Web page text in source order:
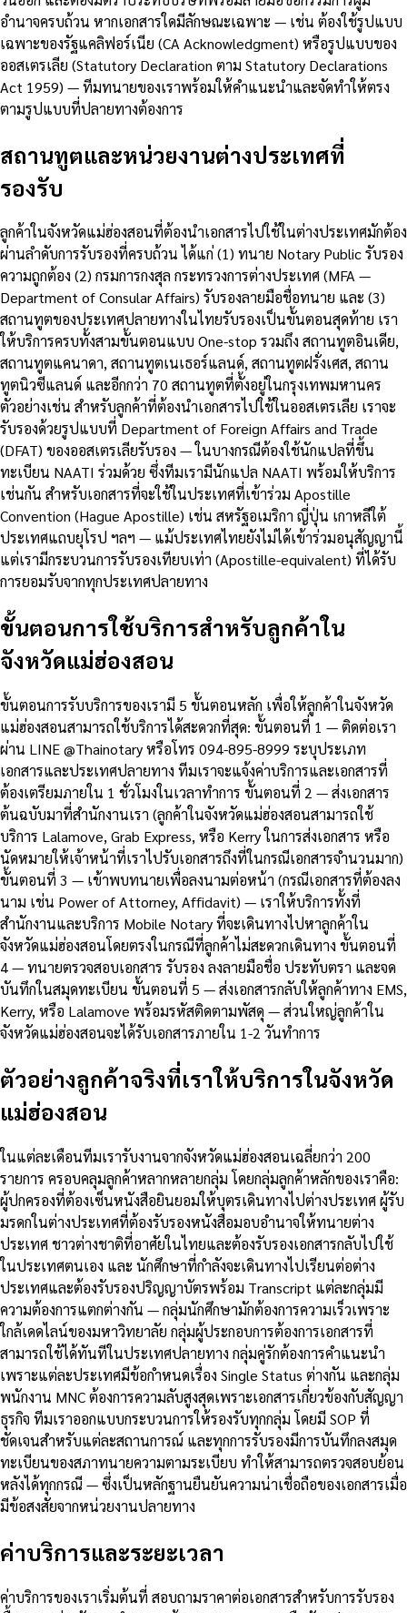
อำนาจครบถ้วน หากเอกสารใดมีลักษณะเฉพาะ — เช่น ต้องใช้รูปแบบ
เฉพาะของรัฐแคลิฟอร์เนีย (CA Acknowledgment) หรือรูปแบบของ
ออสเตรเลีย (Statutory Declaration ตาม Statutory Declarations
Act 1959) — ทีมทนายของเราพร้อมให้คำแนะนำและจัดทำให้ตรง
ตามรูปแบบที่ปลายทางต้องการ
สถานทูตและหน่วยงานต่างประเทศที่
รองรับ
ลูกค้าในจังหวัดแม่ฮ่องสอนที่ต้องนำเอกสารไปใช้ในต่างประเทศมักต้อง
ผ่านลำดับการรับรองที่ครบถ้วน ได้แก่ (1) ทนาย Notary Public รับรอง
ความถูกต้อง (2) กรมการกงสุล กระทรวงการต่างประเทศ (MFA —
Department of Consular Affairs) รับรองลายมือชื่อทนาย และ (3)
สถานทูตของประเทศปลายทางในไทยรับรองเป็นขั้นตอนสุดท้าย เรา
ให้บริการครบทั้งสามขั้นตอนแบบ One-stop รวมถึง สถานทูตอินเดีย,
สถานทูตแคนาดา, สถานทูตเนเธอร์แลนด์, สถานทูตฝรั่งเศส, สถาน
ทูตนิวซีแลนด์ และอีกกว่า 70 สถานทูตที่ตั้งอยู่ในกรุงเทพมหานคร
ตัวอย่างเช่น สำหรับลูกค้าที่ต้องนำเอกสารไปใช้ในออสเตรเลีย เราจะ
รับรองด้วยรูปแบบที่ Department of Foreign Affairs and Trade
(DFAT) ของออสเตรเลียรับรอง — ในบางกรณีต้องใช้นักแปลที่ขึ้น
ทะเบียน NAATI ร่วมด้วย ซึ่งทีมเรามีนักแปล NAATI พร้อมให้บริการ
เช่นกัน สำหรับเอกสารที่จะใช้ในประเทศที่เข้าร่วม Apostille
Convention (Hague Apostille) เช่น สหรัฐอเมริกา ญี่ปุ่น เกาหลีใต้
ประเทศแถบยุโรป ฯลฯ — แม้ประเทศไทยยังไม่ได้เข้าร่วมอนุสัญญานี้
แต่เรามีกระบวนการรับรองเทียบเท่า (Apostille-equivalent) ที่ได้รับ
การยอมรับจากทุกประเทศปลายทาง
ขั้นตอนการใช้บริการสำหรับลูกค้าใน
จังหวัดแม่ฮ่องสอน
ขั้นตอนการรับบริการของเรามี 5 ขั้นตอนหลัก เพื่อให้ลูกค้าในจังหวัด
แม่ฮ่องสอนสามารถใช้บริการได้สะดวกที่สุด: ขั้นตอนที่ 1 — ติดต่อเรา
ผ่าน LINE @Thainotary หรือโทร 094-895-8999 ระบุประเภท
เอกสารและประเทศปลายทาง ทีมเราจะแจ้งค่าบริการและเอกสารที่
ต้องเตรียมภายใน 1 ชั่วโมงในเวลาทำการ ขั้นตอนที่ 2 — ส่งเอกสาร
ต้นฉบับมาที่สำนักงานเรา (ลูกค้าในจังหวัดแม่ฮ่องสอนสามารถใช้
บริการ Lalamove, Grab Express, หรือ Kerry ในการส่งเอกสาร หรือ
นัดหมายให้เจ้าหน้าที่เราไปรับเอกสารถึงที่ในกรณีเอกสารจำนวนมาก)
ขั้นตอนที่ 3 — เข้าพบทนายเพื่อลงนามต่อหน้า (กรณีเอกสารที่ต้องลง
นาม เช่น Power of Attorney, Affidavit) — เราให้บริการทั้งที่
สำนักงานและบริการ Mobile Notary ที่จะเดินทางไปหาลูกค้าใน
จังหวัดแม่ฮ่องสอนโดยตรงในกรณีที่ลูกค้าไม่สะดวกเดินทาง ขั้นตอนที่
4 — ทนายตรวจสอบเอกสาร รับรอง ลงลายมือชื่อ ประทับตรา และจด
บันทึกในสมุดทะเบียน ขั้นตอนที่ 5 — ส่งเอกสารกลับให้ลูกค้าทาง EMS,
Kerry, หรือ Lalamove พร้อมรหัสติดตามพัสดุ — ส่วนใหญ่ลูกค้าใน
จังหวัดแม่ฮ่องสอนจะได้รับเอกสารภายใน 1-2 วันทำการ
ตัวอย่างลูกค้าจริงที่เราให้บริการในจังหวัด
แม่ฮ่องสอน
ในแต่ละเดือนทีมเรารับงานจากจังหวัดแม่ฮ่องสอนเฉลี่ยกว่า 200
รายการ ครอบคลุมลูกค้าหลากหลายกลุ่ม โดยกลุ่มลูกค้าหลักของเราคือ:
ผู้ปกครองที่ต้องเซ็นหนังสือยินยอมให้บุตรเดินทางไปต่างประเทศ ผู้รับ
มรดกในต่างประเทศที่ต้องรับรองหนังสือมอบอำนาจให้ทนายต่าง
ประเทศ ชาวต่างชาติที่อาศัยในไทยและต้องรับรองเอกสารกลับไปใช้
ในประเทศตนเอง และ นักศึกษาที่กำลังจะเดินทางไปเรียนต่อต่าง
ประเทศและต้องรับรองปริญญาบัตรพร้อม Transcript แต่ละกลุ่มมี
ความต้องการแตกต่างกัน — กลุ่มนักศึกษามักต้องการความเร็วเพราะ
ใกล้เดดไลน์ของมหาวิทยาลัย กลุ่มผู้ประกอบการต้องการเอกสารที่
สามารถใช้ได้ทันทีในประเทศปลายทาง กลุ่มคู่รักต้องการคำแนะนำ
เพราะแต่ละประเทศมีข้อกำหนดเรื่อง Single Status ต่างกัน และกลุ่ม
พนักงาน MNC ต้องการความลับสูงสุดเพราะเอกสารเกี่ยวข้องกับสัญญา
ธุรกิจ ทีมเราออกแบบกระบวนการให้รองรับทุกกลุ่ม โดยมี SOP ที่
ชัดเจนสำหรับแต่ละสถานการณ์ และทุกการรับรองมีการบันทึกลงสมุด
ทะเบียนของสภาทนายความตามระเบียบ ทำให้สามารถตรวจสอบย้อน
หลังได้ทุกกรณี — ซึ่งเป็นหลักฐานยืนยันความน่าเชื่อถือของเอกสารเมื่อ
มีข้อสงสัยจากหน่วยงานปลายทาง
ค่าบริการและระยะเวลา
ค่าบริการของเราเริ่มต้นที่ สอบถามราคาต่อเอกสารสำหรับการรับรอง